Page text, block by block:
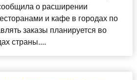
о расширении
и кафе в городах по
заказы планируется во
страны....